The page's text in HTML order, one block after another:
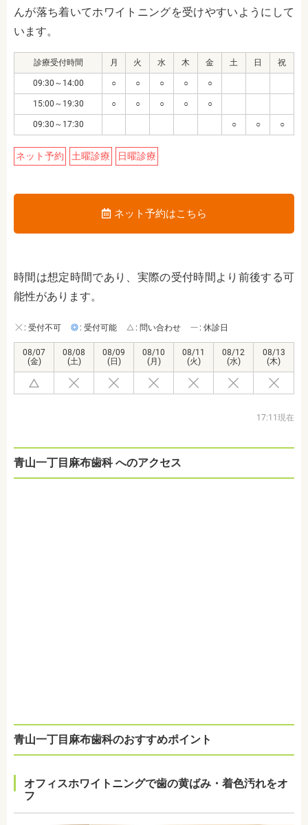
んが落ち着いてホワイトニングを受けやすいようにして
います。
診療受付時間 月 火 水 木 金 土 日 祝
09:30～14:00 ○ ○ ○ ○ ○
15:00～19:30 ○ ○ ○ ○ ○
09:30～17:30 ○ ○ ○
ネット予約 土曜診療 日曜診療
ネット予約はこちら
時間は想定時間であり、実際の受付時間より前後する可
能性があります。
: 受付不可 : 受付可能 : 問い合わせ : 休診日
08/07
(金)
08/08
(土)
08/09
(日)
08/10
(月)
08/11
(火)
08/12
(水)
08/13
(木)
17:11現在
青山一丁目麻布歯科 へのアクセス
青山一丁目麻布歯科のおすすめポイント
オフィスホワイトニングで歯の黄ばみ・着色汚れをオ
フ